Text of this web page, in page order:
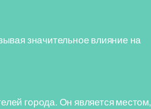
значительное влияние на
города. Он является местом,